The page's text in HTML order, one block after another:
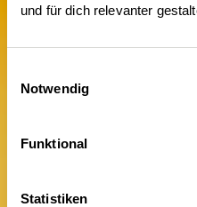
und für dich relevanter
Notwendig
Funktional
Statistiken
Licht an.